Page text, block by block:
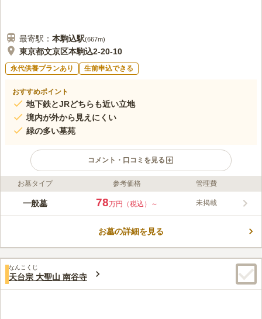
最寄駅： 本駒込駅(667m)
東京都文京区本駒込2-20-10
永代供養プランあり 生前申込できる
おすすめポイント
地下鉄とJRどちらも近い立地
境内が外から見えにくい
緑の多い墓苑
コメント・口コミを見る
ライフドット編集部のコメント
長源寺の周りには他に多くの寺院が立ち並んでおり、入り口から
かな陽射しを感じながら、穏やかな気持ちで故人を偲ぶことがで
口コミ評価
みんなの評価
40代女性
駒込駅周辺も栄えており、お墓までの道のりも飲食店等数多くあ
お墓タイプ 参考価格 管理費
一般墓 78万円（税込）～ 未掲載
お墓の詳細を見る
なんこくじ
天台宗 大聖山 南谷寺